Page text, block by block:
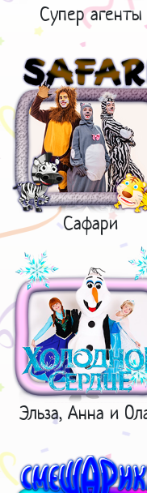
Супер агенты
Сафари
Эльза, Анна и